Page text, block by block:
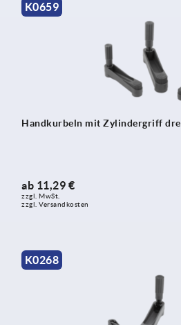
K0659
Handkurbeln mit Zylindergriff
ab 11,29 €
zzgl. MwSt.
zzgl. Versandkosten
K0268